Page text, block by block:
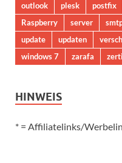
outlook
plesk postfix
Raspberry
server
update
updaten
windows 7
zarafa
HINWEIS
* = Affiliatelinks/